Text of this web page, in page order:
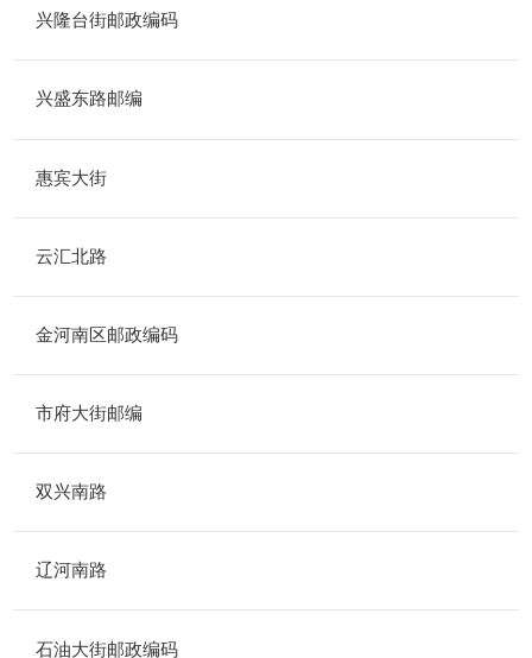
兴隆台街邮政编码
兴盛东路邮编
惠宾大街
云汇北路
金河南区邮政编码
市府大街邮编
双兴南路
辽河南路
石油大街邮政编码